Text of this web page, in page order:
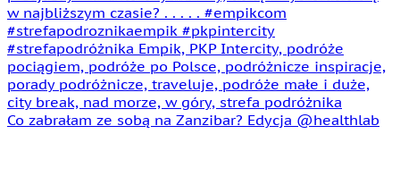
Co zabrałam ze sobą na Zanzibar? Edycja @healthlab